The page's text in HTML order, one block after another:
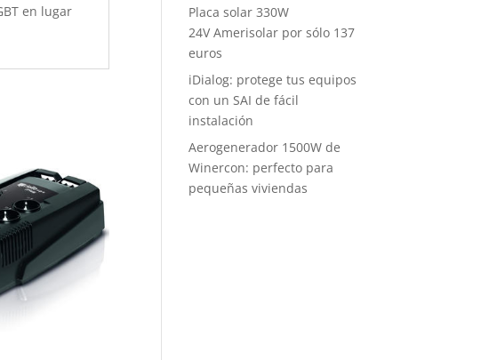
en lugar
Placa solar 330W
24V Amerisolar por sólo 137
euros
iDialog: protege tus equipos
con un SAI de fácil
instalación
Aerogenerador 1500W de
Winercon: perfecto para
pequeñas viviendas